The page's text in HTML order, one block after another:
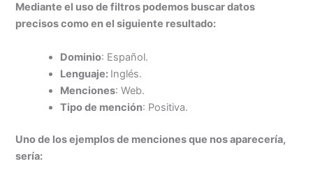
Mediante el uso de filtros podemos buscar datos
precisos como en el siguiente resultado:
Dominio: Español.
Lenguaje: Inglés.
Menciones: Web.
Tipo de mención: Positiva.
Uno de los ejemplos de menciones que nos aparecería,
sería: